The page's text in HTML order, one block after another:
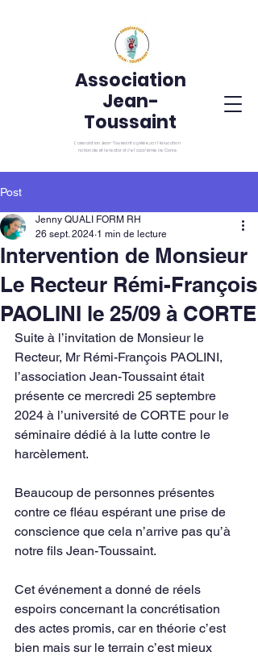
Association
Jean-
Toussaint
L’association Jean-Toussaint agréée par l’éducation
nationale et le rectorat de l’académie de Corse
Post
Intervention de Monsieur
Le Recteur Rémi-François
PAOLINI le 25/09 à CORTE
Jenny QUALI FORM RH
26 sept. 2024 1 min de lecture
Suite à l’invitation de Monsieur le
Recteur, Mr Rémi-François PAOLINI,
l’association Jean-Toussaint était
présente ce mercredi 25 septembre
2024 à l’université de CORTE pour le
séminaire dédié à la lutte contre le
harcèlement.
Beaucoup de personnes présentes
contre ce fléau espérant une prise de
conscience que cela n’arrive pas qu’à
notre fils Jean-Toussaint.
Cet événement a donné de réels
espoirs concernant la concrétisation
des actes promis, car en théorie c’est
bien mais sur le terrain c’est mieux